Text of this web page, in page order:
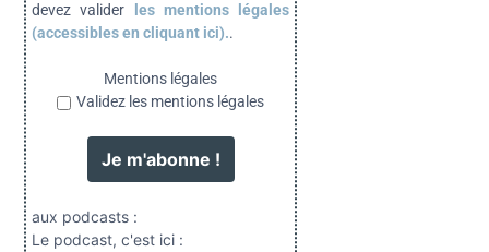
devez valider
les mentions légales
(accessibles en cliquant ici)..
Mentions légales
Validez les mentions légales
aux podcasts :
Le podcast, c'est ici :